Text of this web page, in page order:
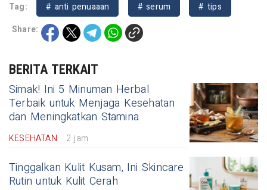
Tag: # anti penuaaan # serum
# tips
Share:
BERITA TERKAIT
Simak! Ini 5 Minuman Herbal
Terbaik untuk Menjaga Kesehatan
dan Meningkatkan Stamina
KESEHATAN 2 jam
Tinggalkan Kulit Kusam, Ini Skincare
Rutin untuk Kulit Cerah